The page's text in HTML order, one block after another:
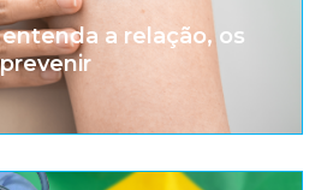
a relação, os